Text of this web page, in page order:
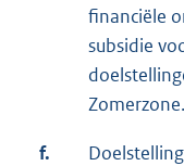
financiële
subsidie
Zomerzone.
f.